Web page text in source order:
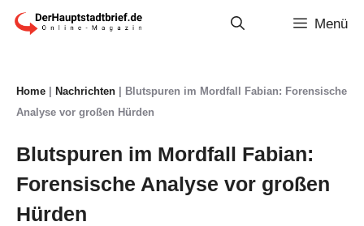
Zum
Menü
Home Nachrichten
Blutspuren im Mordfall Fabian: Forensische
Analyse vor großen Hürden
Blutspuren im Mordfall Fabian:
Forensische Analyse vor großen
Hürden